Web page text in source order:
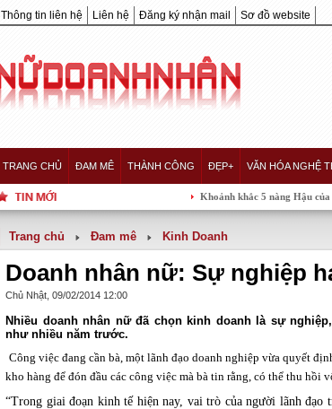
Thông tin liên hệ Liên hệ Đăng ký nhận mail Sơ đồ website
TRANG CHỦ ĐAM MÊ THÀNH CÔNG ĐẸP+ VĂN HÓA NGHỆ
Khoảnh khắc 5 nàng Hậu của showbiz
Trang chủ Đam mê Kinh Doanh
Doanh nhân nữ: Sự nghiệp
Chủ Nhật, 09/02/2014 12:00
Nhiều doanh nhân nữ đã chọn kinh doanh là sự
như nhiều năm trước.
Công việc đang cần bà, một lãnh đạo doanh nghiệp vừa quyết
kho hàng để đón đầu các công việc mà bà tin rằng, có thể thu hồi
“Trong giai đoạn kinh tế hiện nay, vai trò của người lãnh đạo